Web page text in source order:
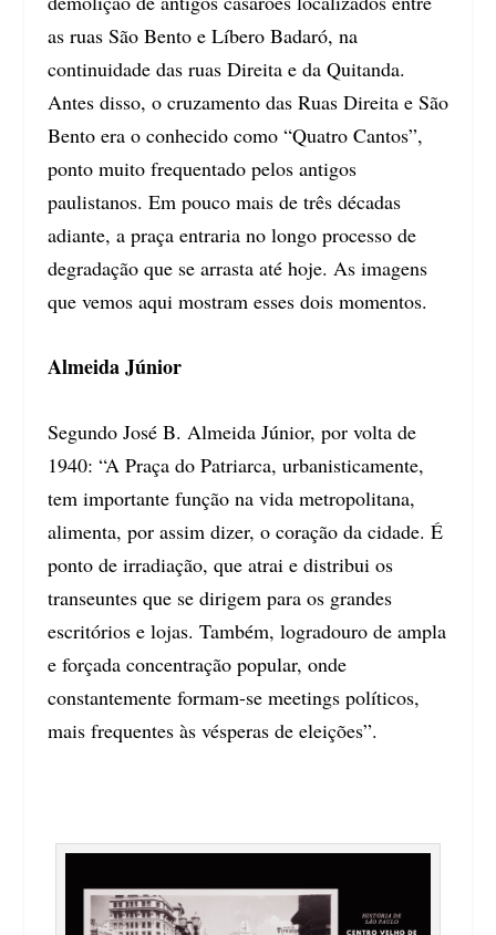
as ruas São Bento e Líbero Badaró, na
continuidade das ruas Direita e da Quitanda.
Antes disso, o cruzamento das Ruas Direita e São
Bento era o conhecido como “Quatro Cantos”,
ponto muito frequentado pelos antigos
paulistanos. Em pouco mais de três décadas
adiante, a praça entraria no longo processo de
degradação que se arrasta até hoje. As imagens
que vemos aqui mostram esses dois momentos.
Almeida Júnior
Segundo José B. Almeida Júnior, por volta de
1940: “A Praça do Patriarca, urbanisticamente,
tem importante função na vida metropolitana,
alimenta, por assim dizer, o coração da cidade. É
ponto de irradiação, que atrai e distribui os
transeuntes que se dirigem para os grandes
escritórios e lojas. Também, logradouro de ampla
e forçada concentração popular, onde
constantemente formam-se meetings políticos,
mais frequentes às vésperas de eleições”.